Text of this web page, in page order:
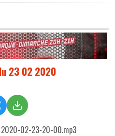
23 02 2020
2020-02-23-20-00.mp3